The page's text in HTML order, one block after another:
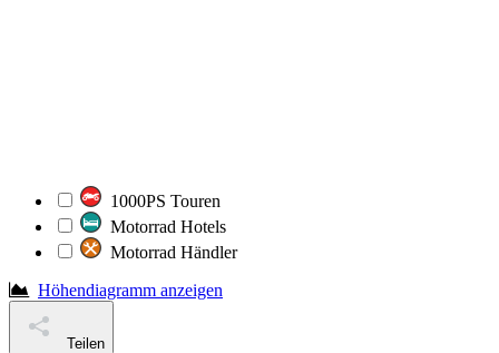
1000PS Touren
Motorrad Hotels
Motorrad Händler
Höhendiagramm anzeigen
Teilen